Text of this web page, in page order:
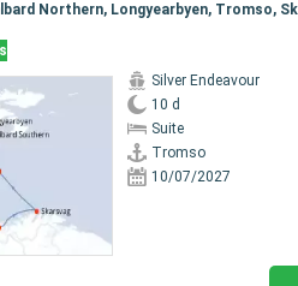
Silver Endeavour
10 d
Suite
Tromso
10/07/2027